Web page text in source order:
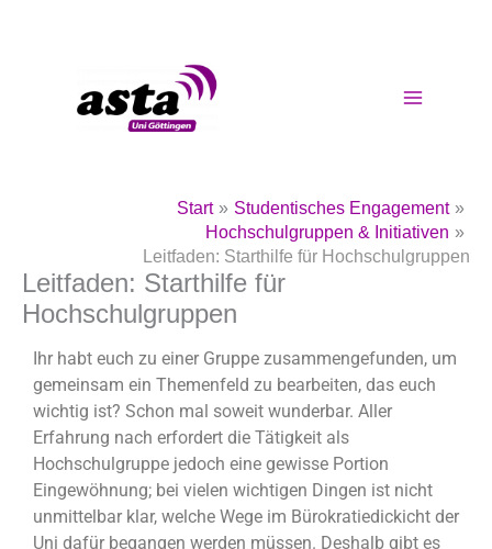
Start
Studentisches Engagement
Hochschulgruppen & Initiativen
Leitfaden: Starthilfe für Hochschulgruppen
Leitfaden: Starthilfe für
Hochschulgruppen
Ihr habt euch zu einer Gruppe zusammengefunden, um
gemeinsam ein Themenfeld zu bearbeiten, das euch
wichtig ist? Schon mal soweit wunderbar. Aller
Erfahrung nach erfordert die Tätigkeit als
Hochschulgruppe jedoch eine gewisse Portion
Eingewöhnung; bei vielen wichtigen Dingen ist nicht
unmittelbar klar, welche Wege im Bürokratiedickicht der
Uni dafür begangen werden müssen. Deshalb gibt es